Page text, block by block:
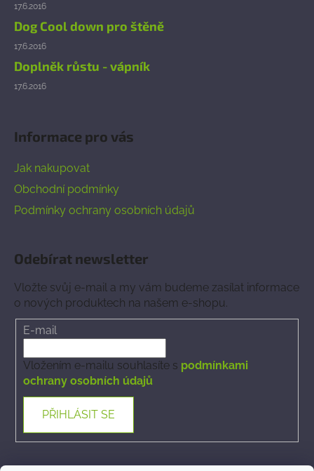
17.6.2016
Dog Cool down pro štěně
17.6.2016
Doplněk růstu - vápník
17.6.2016
Informace pro vás
Jak nakupovat
Obchodní podmínky
Podmínky ochrany osobních údajů
Odebírat newsletter
Vložte svůj e-mail a my vám budeme zasílat informace
o nových produktech na našem e-shopu.
E-mail
Vložením e-mailu souhlasíte s podmínkami
ochrany osobních údajů
PŘIHLÁSIT SE